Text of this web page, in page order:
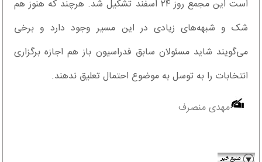
است این مجمع روز ۲۴ اسفند تشکیل شد. هر‌چند که هنوز هم
شک و شبهه‌های زیادی در این مسیر وجود دارد و برخی
می‌گویند شاید مسئولان سابق فدراسیون باز هم اجازه برگزاری
انتخابات را به توسل به موضوع احتمال تعلیق ندهند.
مهدی منصرف